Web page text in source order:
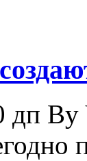
дп By